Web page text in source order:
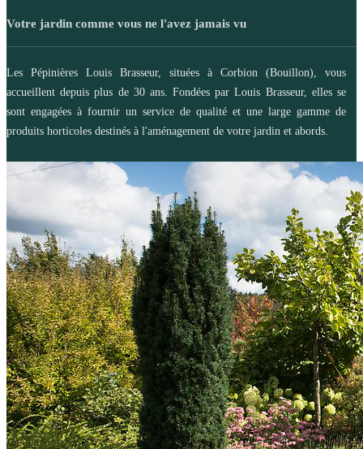
Votre jardin comme vous ne l'avez jamais vu
Les Pépinières Louis Brasseur, situées à Corbion (Bouillon), vous
accueillent depuis plus de 30 ans. Fondées par Louis Brasseur, elles se
sont engagées à fournir un service de qualité et une large gamme de
produits horticoles destinés à l'aménagement de votre jardin et abords.